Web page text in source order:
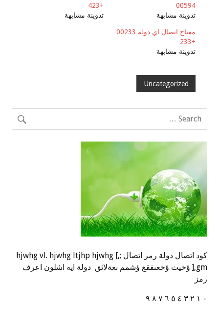
00594
تدوينة مشابهة
+423
تدوينة مشابهة
مفتاح اتصال اي دولة 00233
+233
تدوينة مشابهة
Uncategorized
كود اتصال دولة رمز اتصال ;,] hjwhg vl. hjwhg ltjhp hjwhg
],gm ؤخيث ؤخعىفقغ ؤشمم ىعةلاثق دولة ايه اشلون اعرف
رمز
٠ ١ ٢ ٣ ٤ ٥ ٦ ٧ ٨ ٩